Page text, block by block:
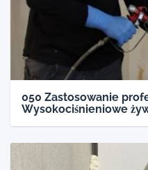
050 Zastosowanie
Wysokociśnieniowe